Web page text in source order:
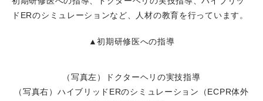
ドERのシミュレーションなど、人材の教育を行っています。
▲初期研修医への指導
（写真左）ドクターヘリの実技指導
（写真右）ハイブリッドERのシミュレーション（ECPR体外